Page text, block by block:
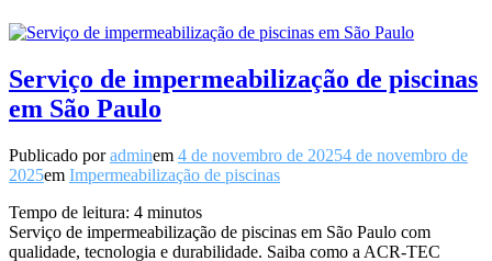
Serviço de impermeabilização de piscinas
em São Paulo
Publicado poradminem 4 de novembro de 20254 de novembro de
2025em Impermeabilização de piscinas
Tempo de leitura: 4 minutos
Serviço de impermeabilização de piscinas em São Paulo com
qualidade, tecnologia e durabilidade. Saiba como a ACR-TEC